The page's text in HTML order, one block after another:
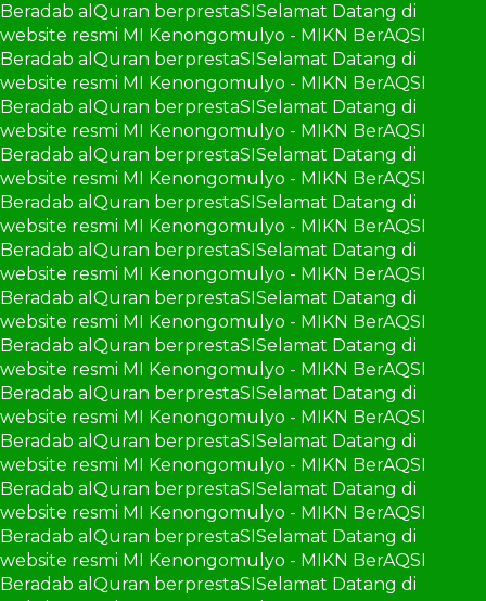
Beradab alQuran berprestaSISelamat Datang di
website resmi MI Kenongomulyo - MIKN BerAQSI
Beradab alQuran berprestaSISelamat Datang di
website resmi MI Kenongomulyo - MIKN BerAQSI
Beradab alQuran berprestaSISelamat Datang di
website resmi MI Kenongomulyo - MIKN BerAQSI
Beradab alQuran berprestaSISelamat Datang di
website resmi MI Kenongomulyo - MIKN BerAQSI
Beradab alQuran berprestaSISelamat Datang di
website resmi MI Kenongomulyo - MIKN BerAQSI
Beradab alQuran berprestaSISelamat Datang di
website resmi MI Kenongomulyo - MIKN BerAQSI
Beradab alQuran berprestaSISelamat Datang di
website resmi MI Kenongomulyo - MIKN BerAQSI
Beradab alQuran berprestaSISelamat Datang di
website resmi MI Kenongomulyo - MIKN BerAQSI
Beradab alQuran berprestaSISelamat Datang di
website resmi MI Kenongomulyo - MIKN BerAQSI
Beradab alQuran berprestaSISelamat Datang di
website resmi MI Kenongomulyo - MIKN BerAQSI
Beradab alQuran berprestaSISelamat Datang di
website resmi MI Kenongomulyo - MIKN BerAQSI
Beradab alQuran berprestaSISelamat Datang di
website resmi MI Kenongomulyo - MIKN BerAQSI
Beradab alQuran berprestaSISelamat Datang di